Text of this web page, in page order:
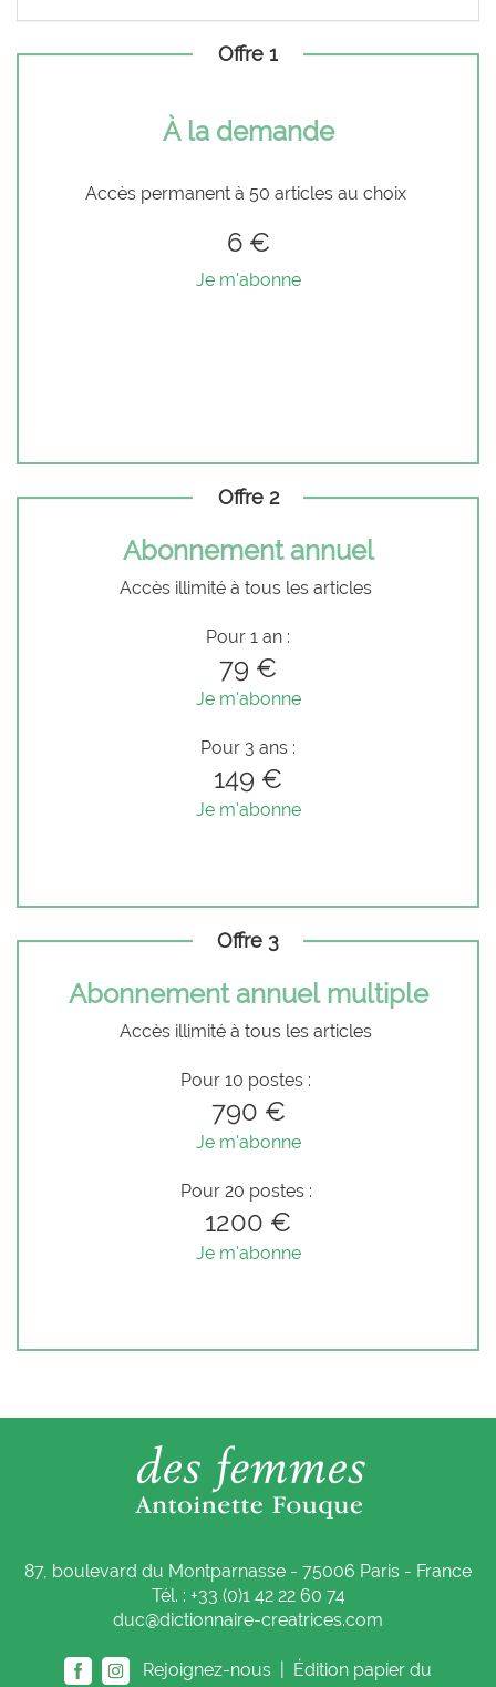
Offre 1
À la demande
Accès permanent à 50 articles au choix
6 €
Je m'abonne
Offre 2
Abonnement annuel
Accès illimité à tous les articles
Pour 1 an :
79 €
Je m'abonne
Pour 3 ans :
149 €
Je m'abonne
Offre 3
Abonnement annuel multiple
Accès illimité à tous les articles
Pour 10 postes :
790 €
Je m'abonne
Pour 20 postes :
1200 €
Je m'abonne
87, boulevard du Montparnasse - 75006 Paris - France
Tél. : +33 (0)1 42 22 60 74
duc@dictionnaire-creatrices.com
Rejoignez-nous |
Édition papier du